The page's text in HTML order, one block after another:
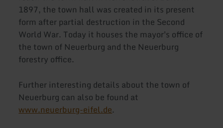
1897, the town hall was created in its present
form after partial destruction in the Second
World War. Today it houses the mayor's office of
the town of Neuerburg and the Neuerburg
forestry office.
Further interesting details about the town of
Neuerburg can also be found at
www.neuerburg-eifel.de.